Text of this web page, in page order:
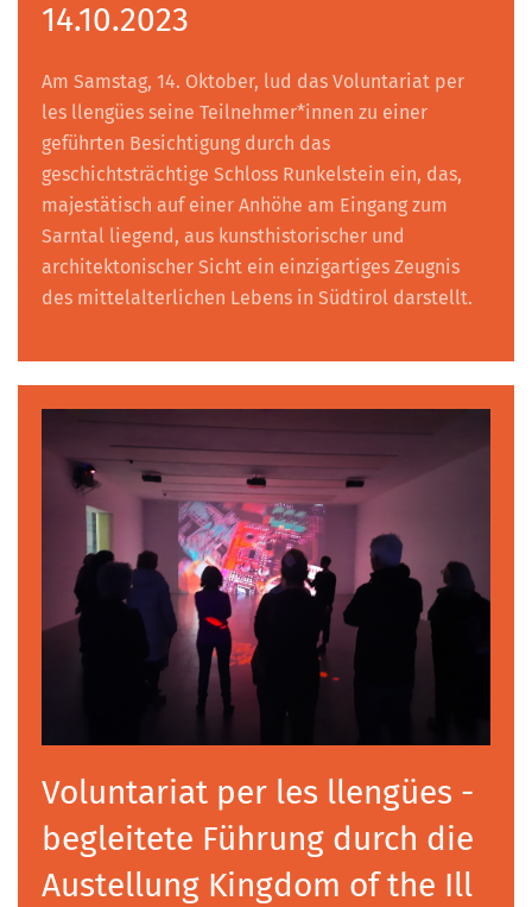
14.10.2023
Am Samstag, 14. Oktober, lud das Voluntariat per
les llengües seine Teilnehmer*innen zu einer
geführten Besichtigung durch das
geschichtsträchtige Schloss Runkelstein ein, das,
majestätisch auf einer Anhöhe am Eingang zum
Sarntal liegend, aus kunsthistorischer und
architektonischer Sicht ein einzigartiges Zeugnis
des mittelalterlichen Lebens in Südtirol darstellt.
Voluntariat per les llengües -
begleitete Führung durch die
Austellung Kingdom of the Ill